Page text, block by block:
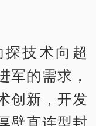
技术向超
军的需求，
创新，开发
壁直连型封